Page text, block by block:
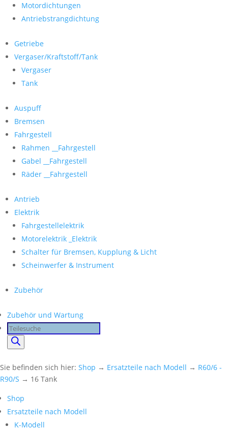
Motordichtungen
Antriebstrangdichtung
Getriebe
Vergaser/Kraftstoff/Tank
Vergaser
Tank
Auspuff
Bremsen
Fahrgestell
Rahmen __Fahrgestell
Gabel __Fahrgestell
Räder __Fahrgestell
Antrieb
Elektrik
Fahrgestellelektrik
Motorelektrik _Elektrik
Schalter für Bremsen, Kupplung & Licht
Scheinwerfer & Instrument
Zubehör
Zubehör und Wartung
Products
search
Sie befinden sich hier: Shop → Ersatzteile nach Modell → R60/6 -
R90/S → 16 Tank
Shop
Ersatzteile nach Modell
K-Modell